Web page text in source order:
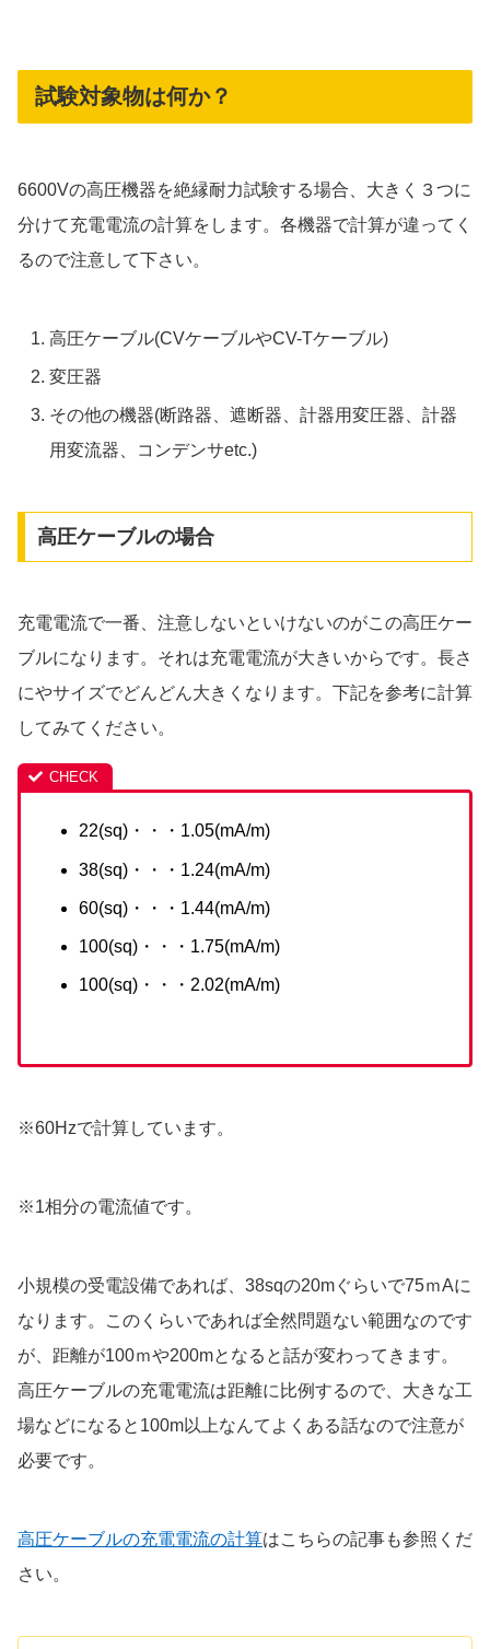
試験対象物は何か？
6600Vの高圧機器を絶縁耐力試験する場合、大きく３つに
分けて充電電流の計算をします。各機器で計算が違ってく
るので注意して下さい。
高圧ケーブル(CVケーブルやCV-Tケーブル)
変圧器
その他の機器(断路器、遮断器、計器用変圧器、計器
用変流器、コンデンサetc.)
高圧ケーブルの場合
充電電流で一番、注意しないといけないのがこの高圧ケー
ブルになります。それは充電電流が大きいからです。長さ
にやサイズでどんどん大きくなります。下記を参考に計算
してみてください。
22(sq)・・・1.05(mA/m)
38(sq)・・・1.24(mA/m)
60(sq)・・・1.44(mA/m)
100(sq)・・・1.75(mA/m)
100(sq)・・・2.02(mA/m)
※60Hzで計算しています。
※1相分の電流値です。
小規模の受電設備であれば、38sqの20mぐらいで75ｍAに
なります。このくらいであれば全然問題ない範囲なのです
が、距離が100ｍや200mとなると話が変わってきます。
高圧ケーブルの充電電流は距離に比例するので、大きな工
場などになると100m以上なんてよくある話なので注意が
必要です。
高圧ケーブルの充電電流の計算はこちらの記事も参照くだ
さい。